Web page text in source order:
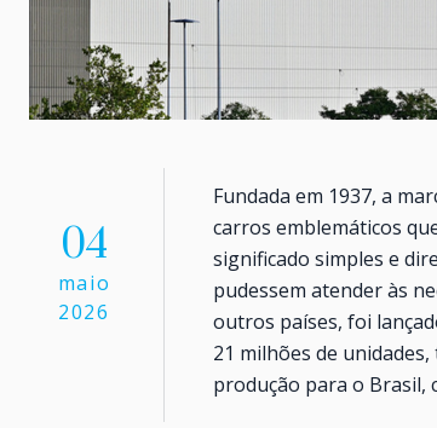
04
maio
2026
Fundada em 1937, a
carros emblemáticos
significado simples e
pudessem atender às
outros países, foi
21 milhões de
produção para o Brasil,